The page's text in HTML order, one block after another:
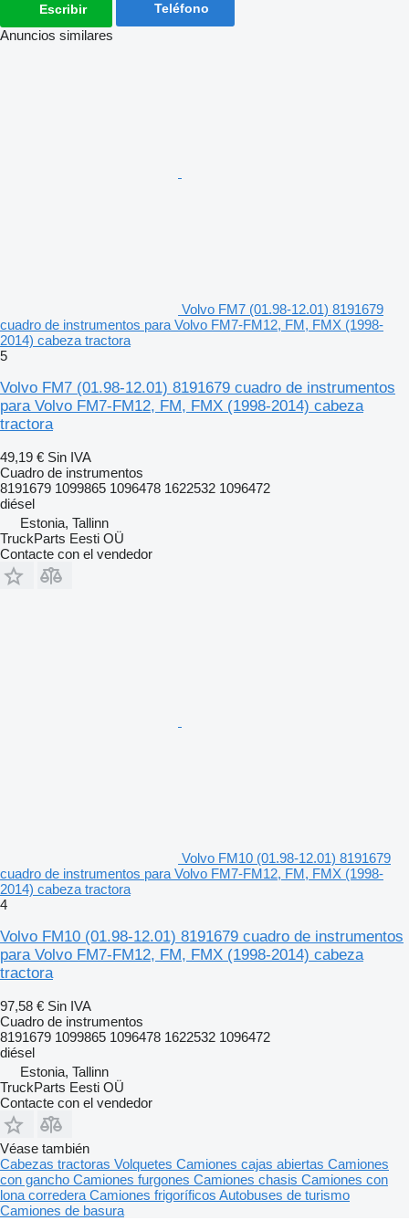
Escribir Teléfono
Anuncios similares
Volvo FM7 (01.98-12.01) 8191679
cuadro de instrumentos para Volvo FM7-FM12, FM, FMX (1998-
2014) cabeza tractora
5
Volvo FM7 (01.98-12.01) 8191679 cuadro de instrumentos
para Volvo FM7-FM12, FM, FMX (1998-2014) cabeza
tractora
49,19 € Sin IVA
Cuadro de instrumentos
8191679 1099865 1096478 1622532 1096472
diésel
Estonia, Tallinn
TruckParts Eesti OÜ
Contacte con el vendedor
Volvo FM10 (01.98-12.01) 8191679
cuadro de instrumentos para Volvo FM7-FM12, FM, FMX (1998-
2014) cabeza tractora
4
Volvo FM10 (01.98-12.01) 8191679 cuadro de instrumentos
para Volvo FM7-FM12, FM, FMX (1998-2014) cabeza
tractora
97,58 € Sin IVA
Cuadro de instrumentos
8191679 1099865 1096478 1622532 1096472
diésel
Estonia, Tallinn
TruckParts Eesti OÜ
Contacte con el vendedor
Véase también
Cabezas tractoras Volquetes Camiones cajas abiertas Camiones
con gancho Camiones furgones Camiones chasis Camiones con
lona corredera Camiones frigoríficos Autobuses de turismo
Camiones de basura